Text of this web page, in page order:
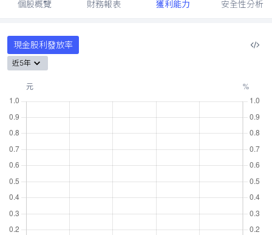
個股概覽 財務報表 獲利能力 安全性分析
現金股利發放率
近5年